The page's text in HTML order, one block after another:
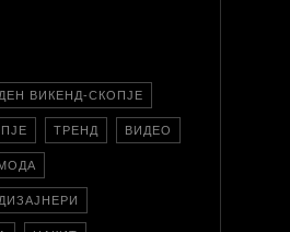
ВИКЕНД-СКОПЈЕ
ТРЕНД ВИДЕО